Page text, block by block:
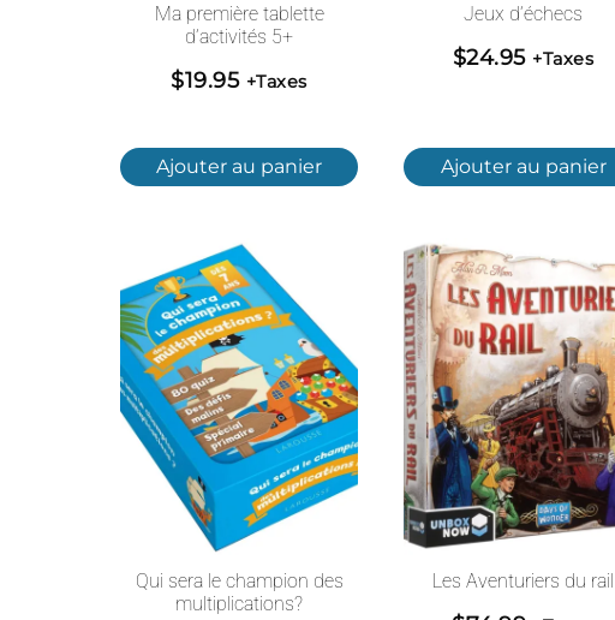
Ma première tablette
d’activités 5+
$19.95 +Taxes
Ajouter au panier
Jeux d’échecs
$24.95 +Taxes
Ajouter au panier
Qui sera le champion des
multiplications?
Les Aventuriers du rail